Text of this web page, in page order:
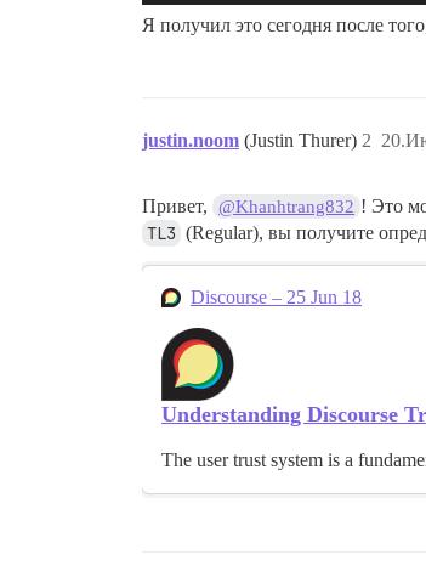
Я получил это сегодня после
justin.noom (Justin Thurer) 2
Привет, @Khanhtrang832 ! Это
TL3 (Regular), вы получите
Discourse – 25 Jun 18
Understanding Discourse
The user trust system is a